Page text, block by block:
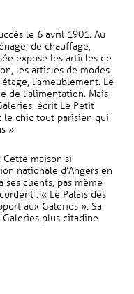
le 6 avril 1901. Au
de chauffage,
expose les articles de
les articles de modes
l’ameublement. Le
de l’alimentation. Mais
écrit Le Petit
le chic tout parisien qui
».
maison si
nationale d’Angers en
ses clients, pas même
: « Le Palais des
aux Galeries ». Sa
plus citadine.